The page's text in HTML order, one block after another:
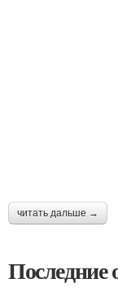
читать дальше →
Последние